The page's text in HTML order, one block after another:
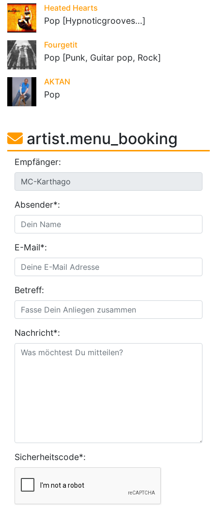
Heated Hearts
Pop [Hypnoticgrooves...]
Fourgetit
Pop [Punk, Guitar pop, Rock]
AKTAN
Pop
artist.menu_booking
Empfänger:
Absender*:
E-Mail*:
Betreff:
Nachricht*:
Sicherheitscode*: